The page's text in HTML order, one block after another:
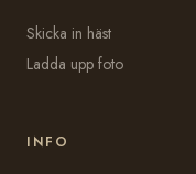
Skicka in häst
Ladda upp foto
INFO